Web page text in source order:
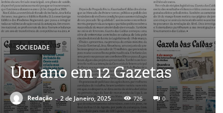
SOCIEDADE
Um ano em 12 Gazetas
Redação - 2 de Janeiro, 2025 726 0